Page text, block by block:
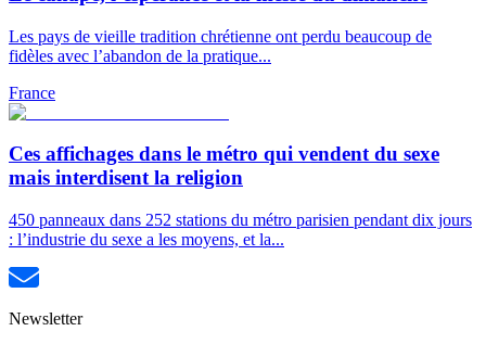
Les pays de vieille tradition chrétienne ont perdu beaucoup de
fidèles avec l’abandon de la pratique...
France
Ces affichages dans le métro qui vendent du sexe
mais interdisent la religion
450 panneaux dans 252 stations du métro parisien pendant dix jours
: l’industrie du sexe a les moyens, et la...
Newsletter